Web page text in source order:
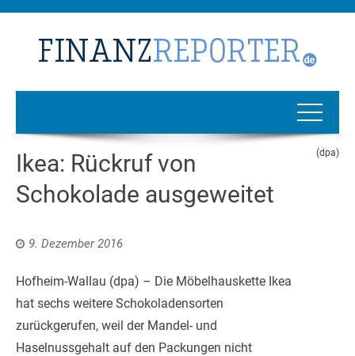
Ikea: Rückruf von
Schokolade ausgeweitet
(dpa)
9. Dezember 2016
Hofheim-Wallau (dpa) – Die Möbelhauskette Ikea
hat sechs weitere Schokoladensorten
zurückgerufen, weil der Mandel- und
Haselnussgehalt auf den Packungen nicht